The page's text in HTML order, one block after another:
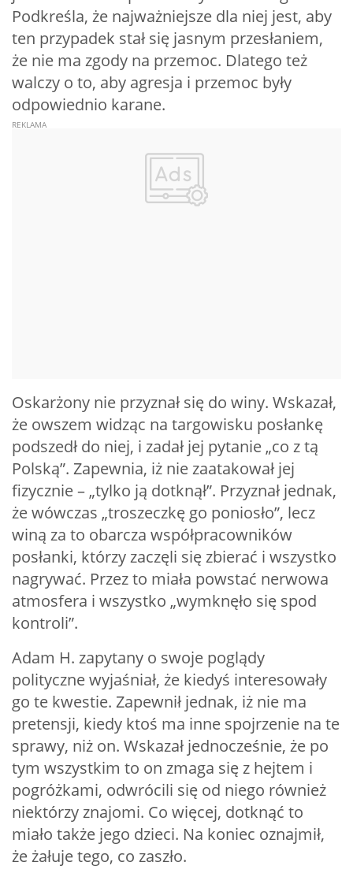
Podkreśla, że najważniejsze dla niej jest, aby
ten przypadek stał się jasnym przesłaniem,
że nie ma zgody na przemoc. Dlatego też
walczy o to, aby agresja i przemoc były
odpowiednio karane.
Oskarżony nie przyznał się do winy. Wskazał,
że owszem widząc na targowisku posłankę
podszedł do niej, i zadał jej pytanie „co z tą
Polską”. Zapewnia, iż nie zaatakował jej
fizycznie – „tylko ją dotknął”. Przyznał jednak,
że wówczas „troszeczkę go poniosło”, lecz
winą za to obarcza współpracowników
posłanki, którzy zaczęli się zbierać i wszystko
nagrywać. Przez to miała powstać nerwowa
atmosfera i wszystko „wymknęło się spod
kontroli”.
Adam H. zapytany o swoje poglądy
polityczne wyjaśniał, że kiedyś interesowały
go te kwestie. Zapewnił jednak, iż nie ma
pretensji, kiedy ktoś ma inne spojrzenie na te
sprawy, niż on. Wskazał jednocześnie, że po
tym wszystkim to on zmaga się z hejtem i
pogróżkami, odwrócili się od niego również
niektórzy znajomi. Co więcej, dotknąć to
miało także jego dzieci. Na koniec oznajmił,
że żałuje tego, co zaszło.